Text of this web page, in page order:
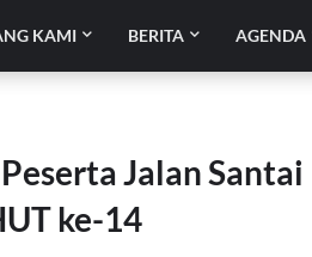
KAMI BERITA AGENDA
Jalan Santai
ke-14